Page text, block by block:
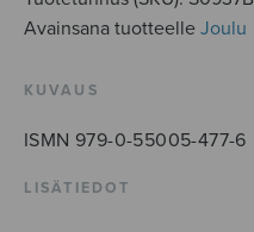
Avainsana tuotteelle Joulu
KUVAUS
ISMN 979-0-55005-477-6
LISÄTIEDOT